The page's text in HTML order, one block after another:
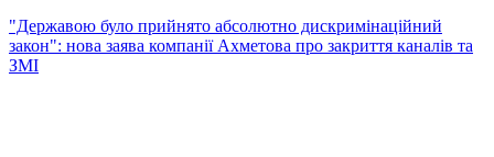
"Державою було прийнято абсолютно дискримінаційний
закон": нова заява компанії Ахметова про закриття каналів та
ЗМІ